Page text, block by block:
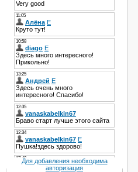
Для добавления необходима
авторизация